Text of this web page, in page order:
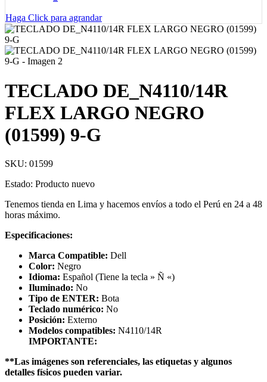
Haga Click para agrandar
TECLADO DE_N4110/14R
FLEX LARGO NEGRO
(01599) 9-G
SKU: 01599
Estado: Producto nuevo
Tenemos tienda en Lima y hacemos envíos a todo el Perú en 24 a 48
horas máximo.
Especificaciones:
Marca Compatible: Dell
Color: Negro
Idioma: Español (Tiene la tecla » Ñ «)
Iluminado: No
Tipo de ENTER: Bota
Teclado numérico: No
Posición: Externo
Modelos compatibles: N4110/14R
IMPORTANTE:
**Las imágenes son referenciales, las etiquetas y algunos
detalles físicos pueden variar.